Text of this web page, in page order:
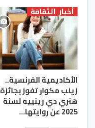
أخبار الثقافة
الأكاديمية الفرنسية..
زينب مكوار تفوز بجائزة
هنري دي رينييه لسنة
2025 عن روايتها…